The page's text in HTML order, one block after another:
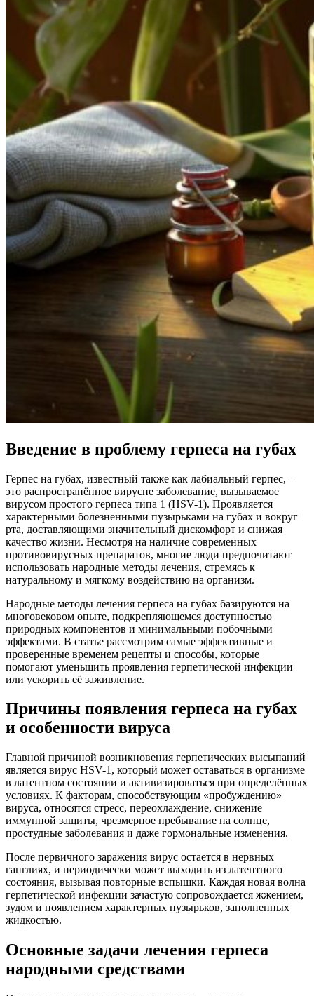
Введение в проблему герпеса на губах
Герпес на губах, известный также как лабиальный герпес, –
это распространённое вирусне заболевание, вызываемое
вирусом простого герпеса типа 1 (HSV-1). Проявляется
характерными болезненными пузырьками на губах и вокруг
рта, доставляющими значительный дискомфорт и снижая
качество жизни. Несмотря на наличие современных
противовирусных препаратов, многие люди предпочитают
использовать народные методы лечения, стремясь к
натуральному и мягкому воздействию на организм.
Народные методы лечения герпеса на губах базируются на
многовековом опыте, подкрепляющемся доступностью
природных компонентов и минимальными побочными
эффектами. В статье рассмотрим самые эффективные и
проверенные временем рецепты и способы, которые
помогают уменьшить проявления герпетической инфекции
или ускорить её заживление.
Причины появления герпеса на губах
и особенности вируса
Главной причиной возникновения герпетических высыпаний
является вирус HSV-1, который может оставаться в организме
в латентном состоянии и активизироваться при определённых
условиях. К факторам, способствующим «пробуждению»
вируса, относятся стресс, переохлаждение, снижение
иммунной защиты, чрезмерное пребывание на солнце,
простудные заболевания и даже гормональные изменения.
После первичного заражения вирус остается в нервных
ганглиях, и периодически может выходить из латентного
состояния, вызывая повторные вспышки. Каждая новая волна
герпетической инфекции зачастую сопровождается жжением,
зудом и появлением характерных пузырьков, заполненных
жидкостью.
Основные задачи лечения герпеса
народными средствами